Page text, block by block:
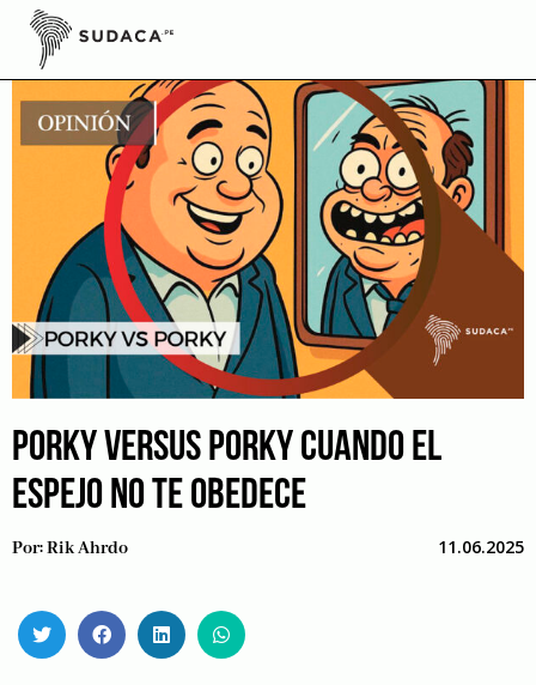
Skip
content
PORKY VERSUS PORKY CUANDO EL
ESPEJO NO TE OBEDECE
Por:Rik Ahrdo 11.06.2025